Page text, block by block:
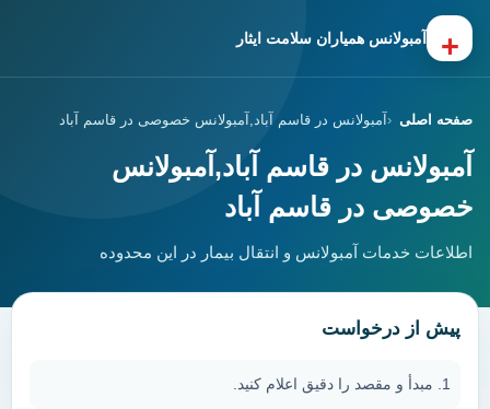
+ آمبولانس همیاران سلامت ایثار
صفحه اصلی آمبولانس در قاسم آباد,آمبولانس خصوصی در قاسم آباد
آمبولانس در قاسم آباد,آمبولانس
خصوصی در قاسم آباد
اطلاعات خدمات آمبولانس و انتقال بیمار در این محدوده
پیش از درخواست
مبدأ و مقصد را دقیق اعلام کنید.